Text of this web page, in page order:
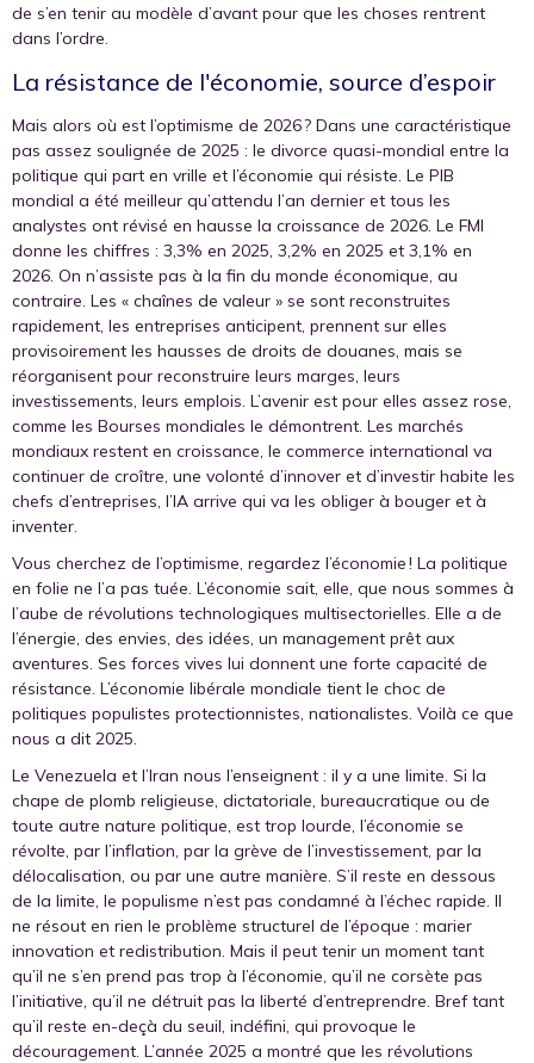
de s’en tenir au modèle d’avant pour que les choses rentrent
dans l’ordre.
La résistance de l'économie, source d’espoir
Mais alors où est l’optimisme de 2026 ? Dans une caractéristique
pas assez soulignée de 2025 : le divorce quasi-mondial entre la
politique qui part en vrille et l’économie qui résiste. Le PIB
mondial a été meilleur qu’attendu l’an dernier et tous les
analystes ont révisé en hausse la croissance de 2026. Le FMI
donne les chiffres : 3,3% en 2025, 3,2% en 2025 et 3,1% en
2026. On n’assiste pas à la fin du monde économique, au
contraire. Les « chaînes de valeur » se sont reconstruites
rapidement, les entreprises anticipent, prennent sur elles
provisoirement les hausses de droits de douanes, mais se
réorganisent pour reconstruire leurs marges, leurs
investissements, leurs emplois. L’avenir est pour elles assez rose,
comme les Bourses mondiales le démontrent. Les marchés
mondiaux restent en croissance, le commerce international va
continuer de croître, une volonté d’innover et d’investir habite les
chefs d’entreprises, l’IA arrive qui va les obliger à bouger et à
inventer.
Vous cherchez de l’optimisme, regardez l’économie ! La politique
en folie ne l’a pas tuée. L’économie sait, elle, que nous sommes à
l’aube de révolutions technologiques multisectorielles. Elle a de
l’énergie, des envies, des idées, un management prêt aux
aventures. Ses forces vives lui donnent une forte capacité de
résistance. L’économie libérale mondiale tient le choc de
politiques populistes protectionnistes, nationalistes. Voilà ce que
nous a dit 2025.
Le Venezuela et l’Iran nous l’enseignent : il y a une limite. Si la
chape de plomb religieuse, dictatoriale, bureaucratique ou de
toute autre nature politique, est trop lourde, l’économie se
révolte, par l’inflation, par la grève de l’investissement, par la
délocalisation, ou par une autre manière. S’il reste en dessous
de la limite, le populisme n’est pas condamné à l’échec rapide. Il
ne résout en rien le problème structurel de l’époque : marier
innovation et redistribution. Mais il peut tenir un moment tant
qu’il ne s’en prend pas trop à l’économie, qu’il ne corsète pas
l’initiative, qu’il ne détruit pas la liberté d’entreprendre. Bref tant
qu’il reste en-deçà du seuil, indéfini, qui provoque le
découragement. L’année 2025 a montré que les révolutions